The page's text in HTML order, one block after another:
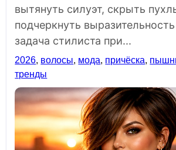
вытянуть силуэт, скрыть
подчеркнуть
задача стилиста при...
2026, волосы, мода, причёска,
тренды